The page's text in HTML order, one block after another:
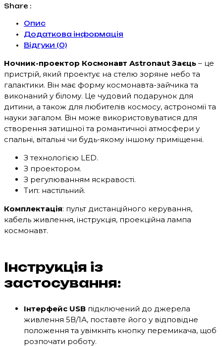
Заєць
проєкції
Зоряне
небо,
кількість
Share :
Опис
Додаткова інформація
Відгуки (0)
Ночник-проектор Космонавт Astronaut Заєць – це
пристрій, який проектує на стелю зоряне небо та
галактики. Він має форму космонавта-зайчика та
виконаний у білому. Це чудовий подарунок для
дитини, а також для любителів космосу, астрономії та
науки загалом. Він може використовуватися для
створення затишної та романтичної атмосфери у
спальні, вітальні чи будь-якому іншому приміщенні.
З технологією LED.
З проектором.
З регулюванням яскравості.
Тип: настільний.
Комплектація: пульт дистанційного керування,
кабель живлення, інструкція, проекційна лампа
космонавт.
Інструкція із
застосування:
Інтерфейс USB підключений до джерела
живлення 5В/1А, поставте його у відповідне
положення та увімкніть кнопку перемикача, щоб
розпочати роботу.